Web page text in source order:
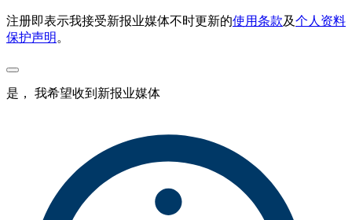
注册即表示我接受新报业媒体不时更新的使用条款及个人资料
保护声明 。
是， 我希望收到新报业媒体